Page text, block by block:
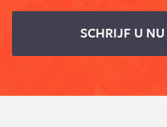
SCHRIJF U